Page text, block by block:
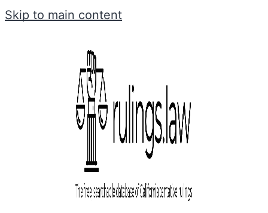
Skip to main content